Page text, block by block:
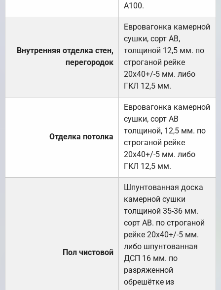
А100.
Внутренняя отделка стен,
перегородок
Евровагонка камерной
сушки, сорт АВ,
толщиной 12,5 мм. по
строганой рейке
20х40+/-5 мм. либо
ГКЛ 12,5 мм.
Отделка потолка
Евровагонка камерной
сушки, сорт АВ
толщиной, 12,5 мм. по
строганой рейке
20х40+/-5 мм. либо
ГКЛ 12,5 мм.
Пол чистовой
Шпунтованная доска
камерной сушки
толщиной 35-36 мм.
сорт АВ. по строганой
рейке 20х40+/-5 мм.
либо шпунтованная
ДСП 16 мм. по
разряженной
обрешётке из